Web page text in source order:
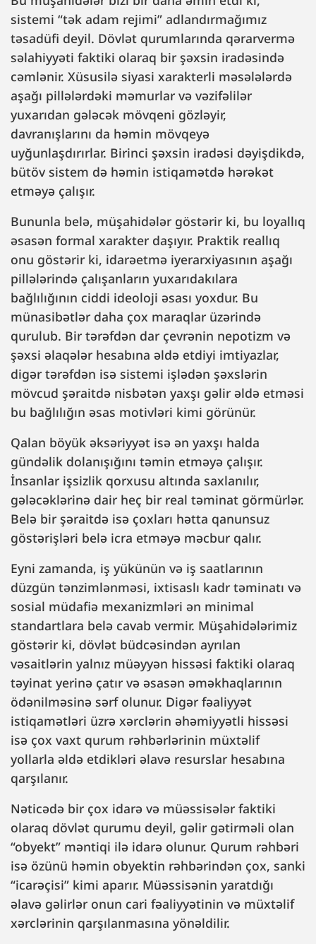
sistemi “tək adam rejimi” adlandırmağımız
təsadüfi deyil. Dövlət qurumlarında qərarvermə
səlahiyyəti faktiki olaraq bir şəxsin iradəsində
cəmlənir. Xüsusilə siyasi xarakterli məsələlərdə
aşağı pillələrdəki məmurlar və vəzifəlilər
yuxarıdan gələcək mövqeni gözləyir,
davranışlarını da həmin mövqeyə
uyğunlaşdırırlar. Birinci şəxsin iradəsi dəyişdikdə,
bütöv sistem də həmin istiqamətdə hərəkət
etməyə çalışır.
Bununla belə, müşahidələr göstərir ki, bu loyallıq
əsasən formal xarakter daşıyır. Praktik reallıq
onu göstərir ki, idarəetmə iyerarxiyasının aşağı
pillələrində çalışanların yuxarıdakılara
bağlılığının ciddi ideoloji əsası yoxdur. Bu
münasibətlər daha çox maraqlar üzərində
qurulub. Bir tərəfdən dar çevrənin nepotizm və
şəxsi əlaqələr hesabına əldə etdiyi imtiyazlar,
digər tərəfdən isə sistemi işlədən şəxslərin
mövcud şəraitdə nisbətən yaxşı gəlir əldə etməsi
bu bağlılığın əsas motivləri kimi görünür.
Qalan böyük əksəriyyət isə ən yaxşı halda
gündəlik dolanışığını təmin etməyə çalışır.
İnsanlar işsizlik qorxusu altında saxlanılır,
gələcəklərinə dair heç bir real təminat görmürlər.
Belə bir şəraitdə isə çoxları hətta qanunsuz
göstərişləri belə icra etməyə məcbur qalır.
Eyni zamanda, iş yükünün və iş saatlarının
düzgün tənzimlənməsi, ixtisaslı kadr təminatı və
sosial müdafiə mexanizmləri ən minimal
standartlara belə cavab vermir. Müşahidələrimiz
göstərir ki, dövlət büdcəsindən ayrılan
vəsaitlərin yalnız müəyyən hissəsi faktiki olaraq
təyinat yerinə çatır və əsasən əməkhaqlarının
ödənilməsinə sərf olunur. Digər fəaliyyət
istiqamətləri üzrə xərclərin əhəmiyyətli hissəsi
isə çox vaxt qurum rəhbərlərinin müxtəlif
yollarla əldə etdikləri əlavə resurslar hesabına
qarşılanır.
Nəticədə bir çox idarə və müəssisələr faktiki
olaraq dövlət qurumu deyil, gəlir gətirməli olan
“obyekt” məntiqi ilə idarə olunur. Qurum rəhbəri
isə özünü həmin obyektin rəhbərindən çox, sanki
“icarəçisi” kimi aparır. Müəssisənin yaratdığı
əlavə gəlirlər onun cari fəaliyyətinin və müxtəlif
xərclərinin qarşılanmasına yönəldilir.